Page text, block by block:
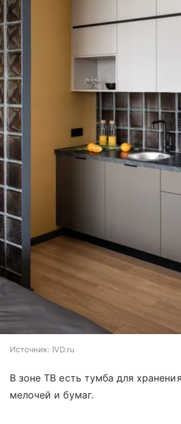
Источник: IVD.ru
В зоне ТВ есть тумба для
мелочей и бумаг.